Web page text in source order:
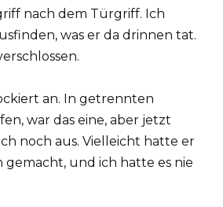
nach dem Türgriff. Ich
was er da drinnen tat.
an. In getrennten
war das eine, aber jetzt
noch aus. Vielleicht hatte er
gemacht, und ich hatte es nie